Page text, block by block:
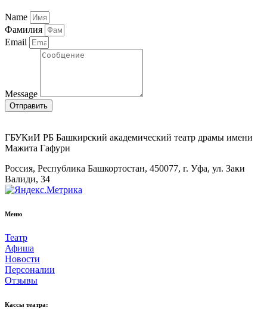
Name
Фамилия
Email
Message
Отправить
ГБУКиИ РБ Башкирский академический театр драмы имени
Мажита Гафури
Россия, Республика Башкортостан, 450077, г. Уфа, ул. Заки
Валиди, 34
Меню
Театр
Афиша
Новости
Персоналии
Отзывы
Кассы театра: